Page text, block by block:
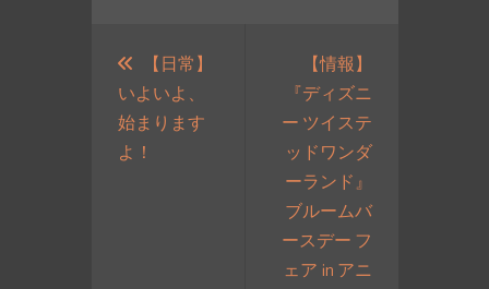
【日常】
いよいよ、
始まります
よ！
【情報】
『ディズニ
ー ツイステ
ッドワンダ
ーランド』
ブルームバ
ースデー フ
ェア in アニ